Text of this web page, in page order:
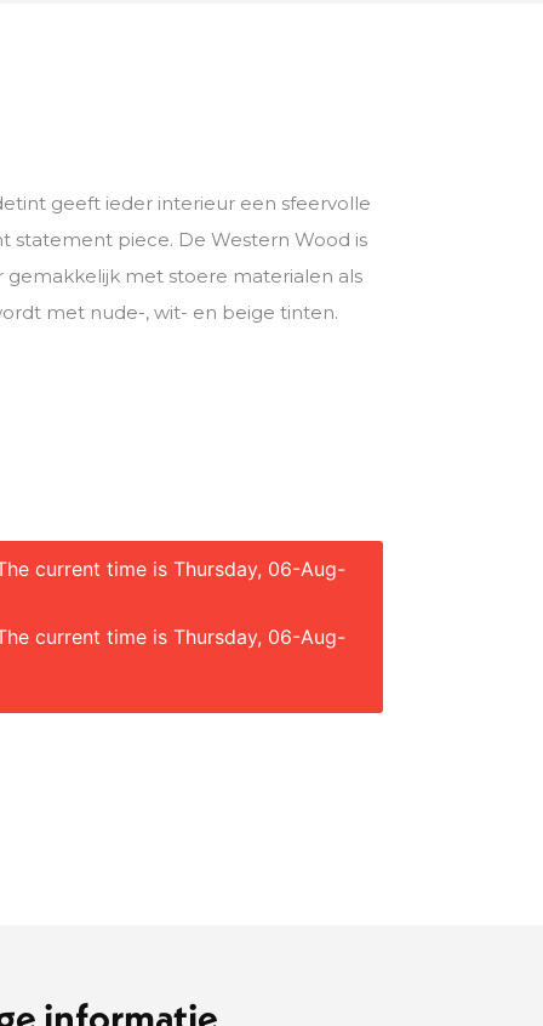
geeft ieder interieur een sfeervolle
statement piece. De Western Wood is
met stoere materialen als
met nude-, wit- en beige tinten.
current time is Thursday, 06-Aug-
current time is Thursday, 06-Aug-
informatie